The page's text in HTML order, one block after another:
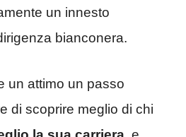
un innesto
bianconera.
un attimo un passo
di scoprire meglio di chi